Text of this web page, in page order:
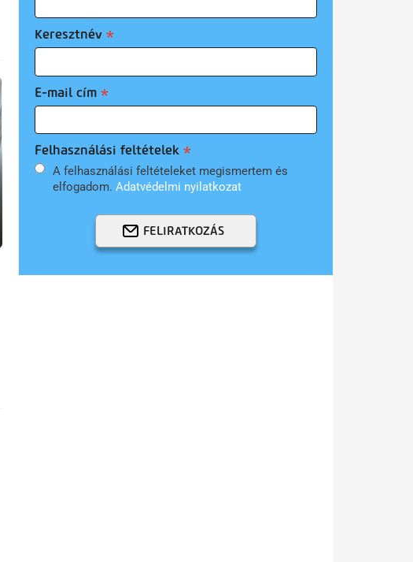
Keresztnév
E-mail cím
Felhasználási feltételek
A felhasználási feltételeket megismertem és
elfogadom. Adatvédelmi nyilatkozat
FELIRATKOZÁS